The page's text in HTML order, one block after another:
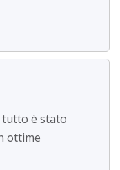
tutto è stato
ottime